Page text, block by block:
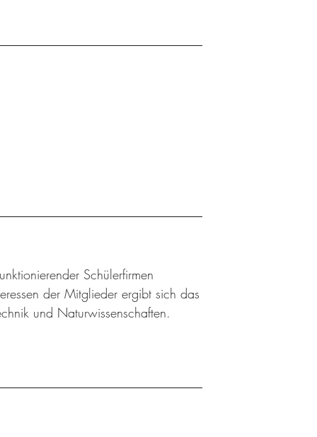
Schülerfirmen
der Mitglieder ergibt sich das
und Naturwissenschaften.